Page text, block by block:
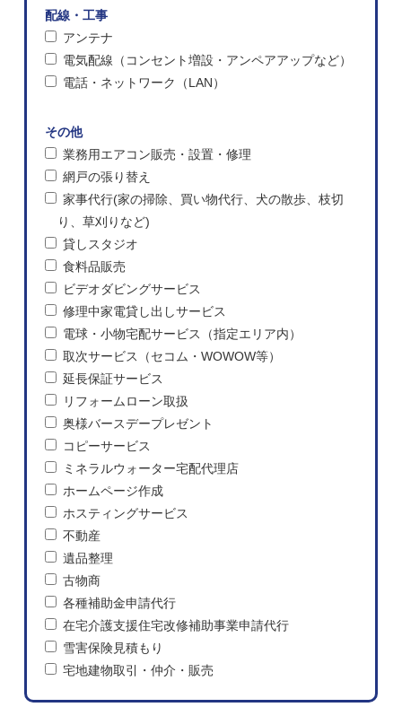
配線・工事
アンテナ
電気配線（コンセント増設・アンペアアップなど）
電話・ネットワーク（LAN）
その他
業務用エアコン販売・設置・修理
網戸の張り替え
家事代行(家の掃除、買い物代行、犬の散歩、枝切
り、草刈りなど)
貸しスタジオ
食料品販売
ビデオダビングサービス
修理中家電貸し出しサービス
電球・小物宅配サービス（指定エリア内）
取次サービス（セコム・WOWOW等）
延長保証サービス
リフォームローン取扱
奥様バースデープレゼント
コピーサービス
ミネラルウォーター宅配代理店
ホームページ作成
ホスティングサービス
不動産
遺品整理
古物商
各種補助金申請代行
在宅介護支援住宅改修補助事業申請代行
雪害保険見積もり
宅地建物取引・仲介・販売